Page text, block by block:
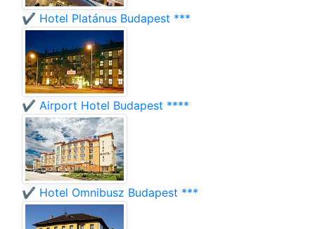
✔️ Hotel Platánus Budapest ***
✔️ Airport Hotel Budapest ****
✔️ Hotel Omnibusz Budapest ***